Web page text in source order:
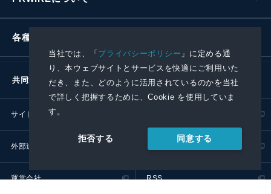
当社では、「プライバシーポリシー 」に定める通
り、本ウェブサイトとサービスを快適にご利用いた
だき、また、どのように活用されているのかを当社
で詳しく把握するために、Cookie を使用していま
す。
拒否する 同意する
各種お問い合わせ
共同通信社グループ
サイトポリシー
外部送信ポリシー プレスリリース取扱基準
運営会社 RSS